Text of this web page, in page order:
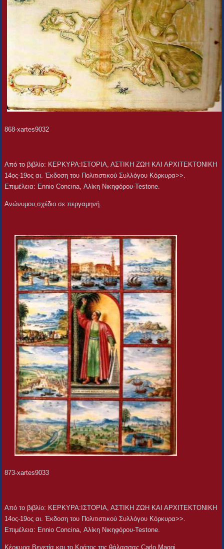
868-xartes9032
Aπό το βιβλίο: ΚΕΡΚΥΡΑ:ΙΣΤΟΡΙΑ, ΑΣΤΙΚΗ ΖΩΗ ΚΑΙ ΑΡΧΙΤΕΚΤΟΝΙΚΗ
14ος-19ος αι. Έκδοση του Πολιτιστικού Συλλόγου Κόρκυρα>>.
Επιμέλεια: Ennio Concina, Αλίκη Νικηφόρου-Testone.
Ανώνυμου,σχέδιο σε περγαμηνή.
873-xartes9033
Aπό το βιβλίο: ΚΕΡΚΥΡΑ:ΙΣΤΟΡΙΑ, ΑΣΤΙΚΗ ΖΩΗ ΚΑΙ ΑΡΧΙΤΕΚΤΟΝΙΚΗ
14ος-19ος αι. Έκδοση του Πολιτιστικού Συλλόγου Κόρκυρα>>.
Επιμέλεια: Ennio Concina, Αλίκη Νικηφόρου-Testone.
Κέρκυρα,Βενετία και το Κράτος της θάλασσας,Carlo Maggi.